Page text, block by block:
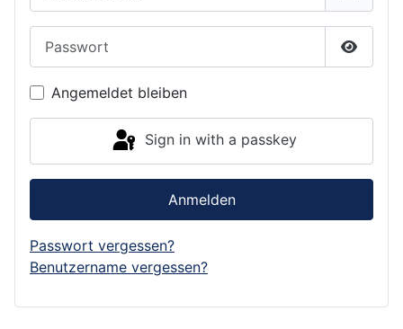
Show
Angemeldet bleiben
Sign in with a passkey
Anmelden
Passwort vergessen?
Benutzername vergessen?